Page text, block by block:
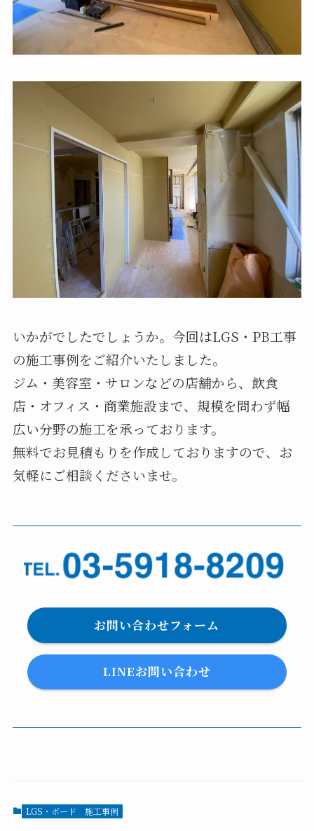
いかがでしたでしょうか。今回はLGS・PB工事
の施工事例をご紹介いたしました。
ジム・美容室・サロンなどの店舗から、飲食
店・オフィス・商業施設まで、規模を問わず幅
広い分野の施工を承っております。
無料でお見積もりを作成しておりますので、お
気軽にご相談くださいませ。
お問い合わせフォーム
LINEお問い合わせ
LGS・ボード 施工事例